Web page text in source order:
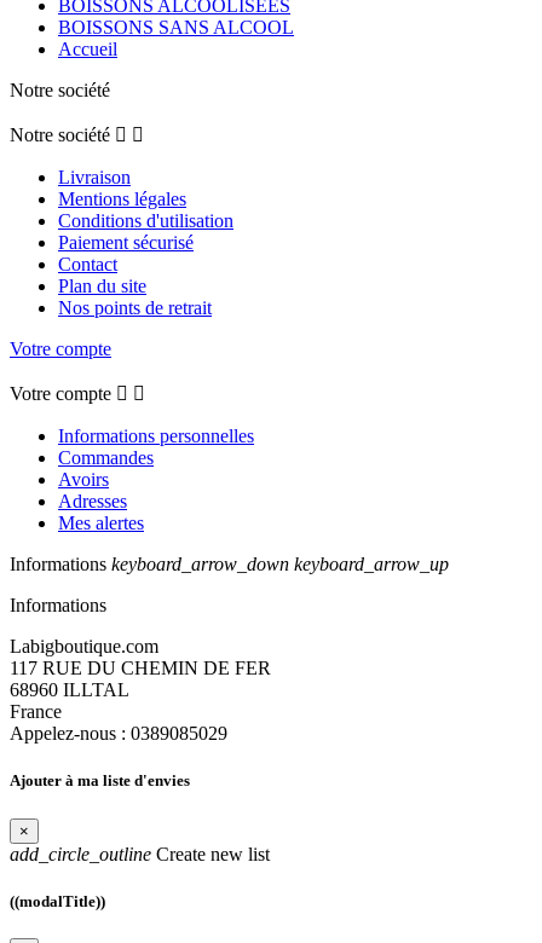
BOISSONS ALCOOLISEES
BOISSONS SANS ALCOOL
Accueil
Notre société
Notre société  
Livraison
Mentions légales
Conditions d'utilisation
Paiement sécurisé
Contact
Plan du site
Nos points de retrait
Votre compte
Votre compte  
Informations personnelles
Commandes
Avoirs
Adresses
Mes alertes
Informations keyboard_arrow_down keyboard_arrow_up
Informations
Labigboutique.com
117 RUE DU CHEMIN DE FER
68960 ILLTAL
France
Appelez-nous : 0389085029
Ajouter à ma liste d'envies
×
add_circle_outline Create new list
((modalTitle))